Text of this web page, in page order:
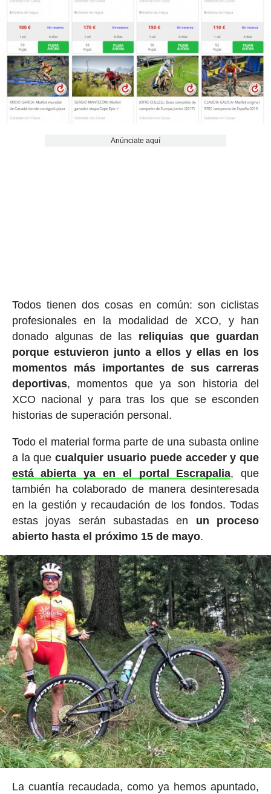
Anúnciate aquí
Todos tienen dos cosas en común: son ciclistas
profesionales en la modalidad de XCO, y han
donado algunas de las reliquias que guardan
porque estuvieron junto a ellos y ellas en los
momentos más importantes de sus carreras
deportivas, momentos que ya son historia del
XCO nacional y para tras los que se esconden
historias de superación personal.
Todo el material forma parte de una subasta online
a la quecualquier usuario puede acceder y que
está abierta ya en el portal Escrapalia, que
también ha colaborado de manera desinteresada
en la gestión y recaudación de los fondos. Todas
estas joyas serán subastadas en un proceso
abierto hasta el próximo 15 de mayo.
La cuantía recaudada, como ya hemos apuntado,